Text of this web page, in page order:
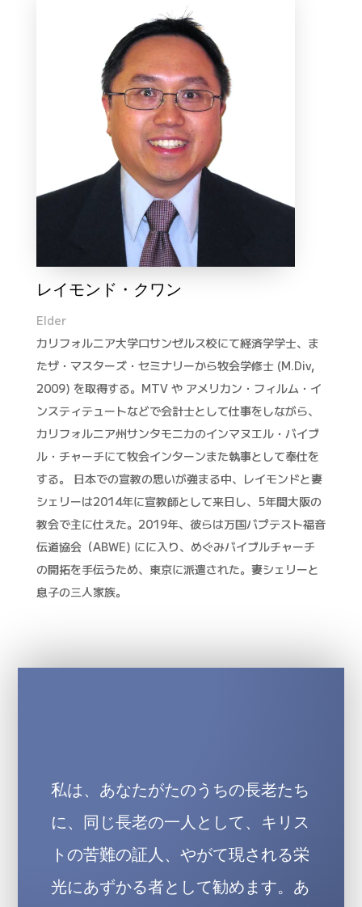
レイモンド・クワン
Elder
カリフォルニア大学ロサンゼルス校にて経済学学士、ま
たザ・マスターズ・セミナリーから牧会学修士 (M.Div,
2009) を取得する。MTV や アメリカン・フィルム・イ
ンスティテュートなどで会計士として仕事をしながら、
カリフォルニア州サンタモニカのインマヌエル・バイブ
ル・チャーチにて牧会インターンまた執事として奉仕を
する。 日本での宣教の思いが強まる中、レイモンドと妻
シェリーは2014年に宣教師として来日し、5年間大阪の
教会で主に仕えた。2019年、彼らは万国バプテスト福音
伝道協会（ABWE) にに入り、めぐみバイブルチャーチ
の開拓を手伝うため、東京に派遣された。妻シェリーと
息子の三人家族。
私は、あなたがたのうちの長老たち
に、同じ長老の一人として、キリス
トの苦難の証人、やがて現される栄
光にあずかる者として勧めます。あ